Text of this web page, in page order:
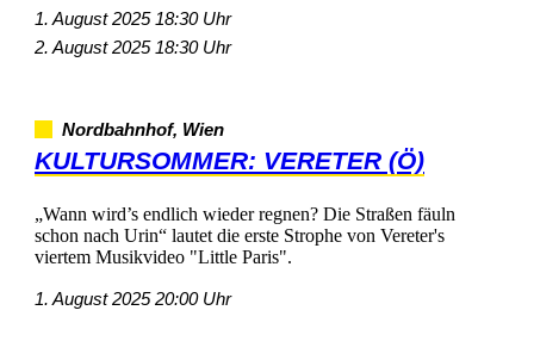
1.August202518:30Uhr
2.August202518:30Uhr
Nordbahnhof,Wien
KULTURSOMMER:VERETER(Ö)
„Wannwird’sendlichwiederregnen?DieStraßenfäuln
schonnachUrin“lautetdieersteStrophevonVereter's
viertemMusikvideo"LittleParis".
1.August202520:00Uhr